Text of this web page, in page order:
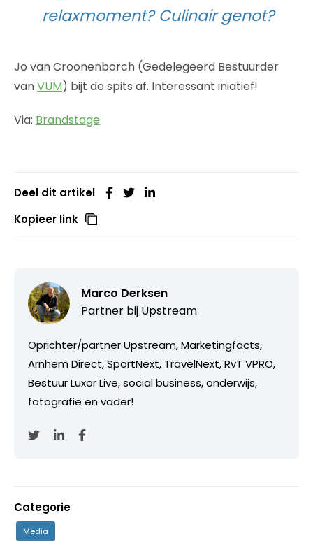
relaxmoment? Culinair genot?
Jo van Croonenborch (Gedelegeerd Bestuurder
vanVUM) bijt de spits af. Interessant iniatief!
Via: Brandstage
Deel dit artikel
Kopieer link
Marco Derksen
Partner bij Upstream
Oprichter/partner Upstream, Marketingfacts,
Arnhem Direct, SportNext, TravelNext, RvT VPRO,
Bestuur Luxor Live, social business, onderwijs,
fotografie en vader!
Categorie
Media